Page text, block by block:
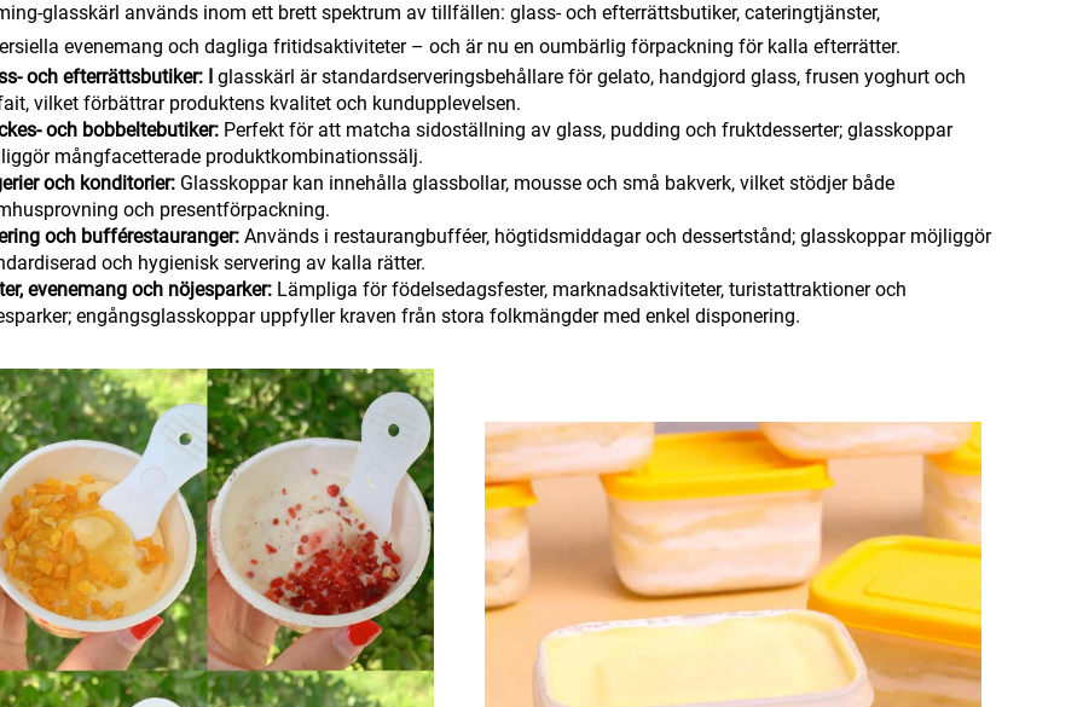
glasskärl används inom ett brett spektrum av tillfällen: glass- och efterrättsbutiker, cateringtjänster,
evenemang och dagliga fritidsaktiviteter – och är nu en oumbärlig förpackning för kalla efterrätter.
och efterrättsbutiker: I glasskärl är standardserveringsbehållare för gelato, handgjord glass, frusen yoghurt och
vilket förbättrar produktens kvalitet och kundupplevelsen.
och bobbeltebutiker: Perfekt för att matcha sidoställning av glass, pudding och fruktdesserter; glasskoppar
mångfacetterade produktkombinationssälj.
och konditorier: Glasskoppar kan innehålla glassbollar, mousse och små bakverk, vilket stödjer både
och presentförpackning.
och bufférestauranger: Används i restaurangbufféer, högtidsmiddagar och dessertstånd; glasskoppar möjliggör
och hygienisk servering av kalla rätter.
evenemang och nöjesparker: Lämpliga för födelsedagsfester, marknadsaktiviteter, turistattraktioner och
engångsglasskoppar uppfyller kraven från stora folkmängder med enkel disponering.